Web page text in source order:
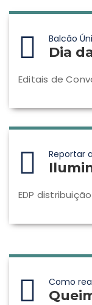
Balcão
Dia
Editais de
Reportar
EDP distribuição
Como